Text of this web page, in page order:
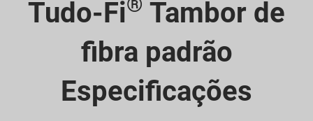
Tudo-Fi
Tambor de
fibra padrão
Especificações